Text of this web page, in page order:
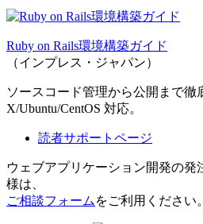
Ruby on Rails環境構築ガイド
（インプレス・ジャパン）
ソースコード管理から公開まで徹
X/Ubuntu/CentOS 対応。
読者サポートページ
ウェブアプリケーション開発の発
様は、
ご相談フォーム をご利用ください。